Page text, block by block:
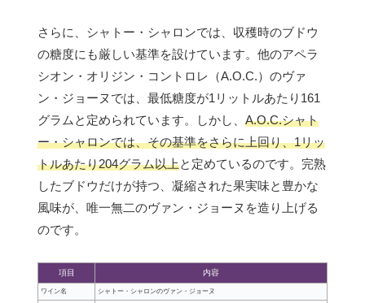
さらに、シャトー・シャロンでは、収穫時のブドウ
の糖度にも厳しい基準を設けています。他のアペラ
シオン・オリジン・コントロレ（A.O.C.）のヴァ
ン・ジョーヌでは、最低糖度が1リットルあたり161
グラムと定められています。しかし、 A.O.C.シャト
ー・シャロンでは、その基準をさらに上回り、1リッ
トルあたり204グラム以上と定めているのです。完熟
したブドウだけが持つ、凝縮された果実味と豊かな
風味が、唯一無二のヴァン・ジョーヌを造り上げる
のです。
項目 内容
ワイン名 シャトー・シャロンのヴァン・ジョーヌ